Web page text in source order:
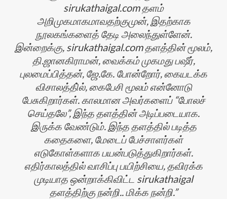
sirukathaigal.com தளம்
அறிமுகமாகமாவதற்குமுன், இதற்காக
நூலகங்களைத் தேடி அலைந்துள்ளேன்.
இன்றைக்கு, sirukathaigal.com தளத்தின் மூலம்,
தி.ஜானகிராமன், வைக்கம் முகமது பஷீர்,
புலமைப்பித்தன், ஜே.கே. போன்றோர், கையடக்க
விசாலத்தி்ல், கைபேசி மூலம் என்னோடு
பேசுகிறார்கள். காலமான அவர்களைப் “போலச்
செய்தலே”, இந்த தளத்தின் அடிப்படையாக.
இருக்க வேண்டும். இந்த தளத்தில் படித்த
கதைகளை, மேடைப் பேச்சாளர்கள்
எடுகோள்களாக பயன்படுத்துகிறார்கள்.
எதிர்காலத்தில் வாசிப்பு பயிற்சியை, தவிரக்க
முடியாத ஒன்றாக்கிவிட்ட sirukathaigal
தளத்திற்கு நன்றி.. மிக்க நன்றி.